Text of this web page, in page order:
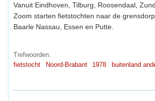
Vanuit Eindhoven, Tilburg, Roosendaal,
Zoom starten fietstochten naar de
Baarle Nassau, Essen en Putte.
Trefwoorden:
fietstocht
Noord-Brabant 1978 buitenland